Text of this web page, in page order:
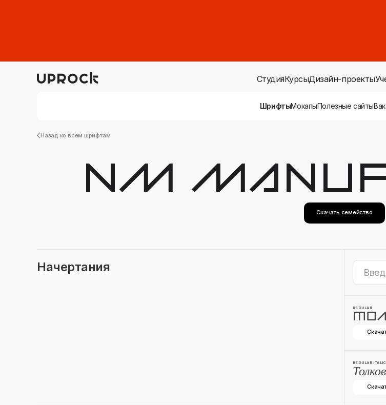
СтудияКурсыДизайн-проекты
ШрифтыМокапыПолезные сайты
Назад ко всем шрифтам
NM
Скачать семейство
Начертания
REGULAR
REGULAR ITALIC